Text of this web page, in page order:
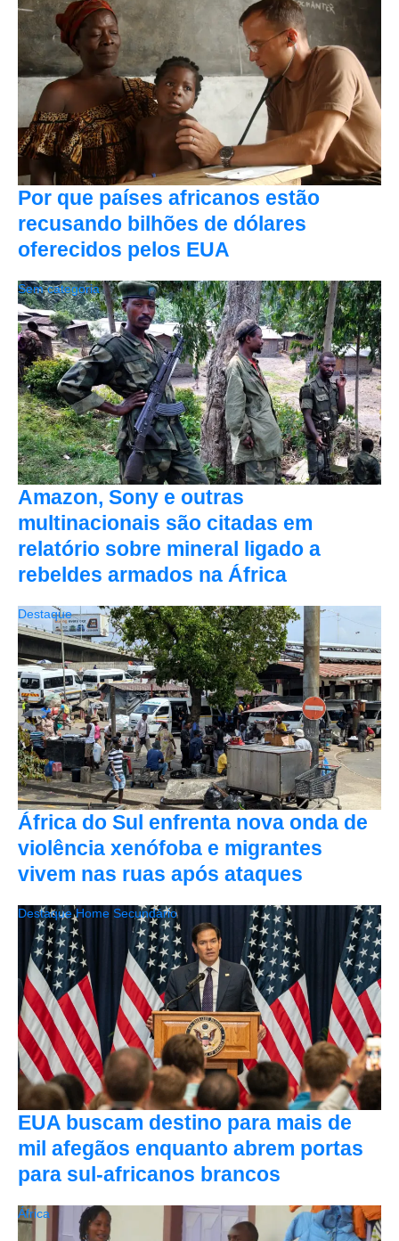
Por que países africanos estão
recusando bilhões de dólares
oferecidos pelos EUA
Amazon, Sony e outras
multinacionais são citadas em
relatório sobre mineral ligado a
rebeldes armados na África
Sem categoria
África do Sul enfrenta nova onda de
violência xenófoba e migrantes
vivem nas ruas após ataques
Destaque
EUA buscam destino para mais de
mil afegãos enquanto abrem portas
para sul-africanos brancos
Destaque Home Secundário
África